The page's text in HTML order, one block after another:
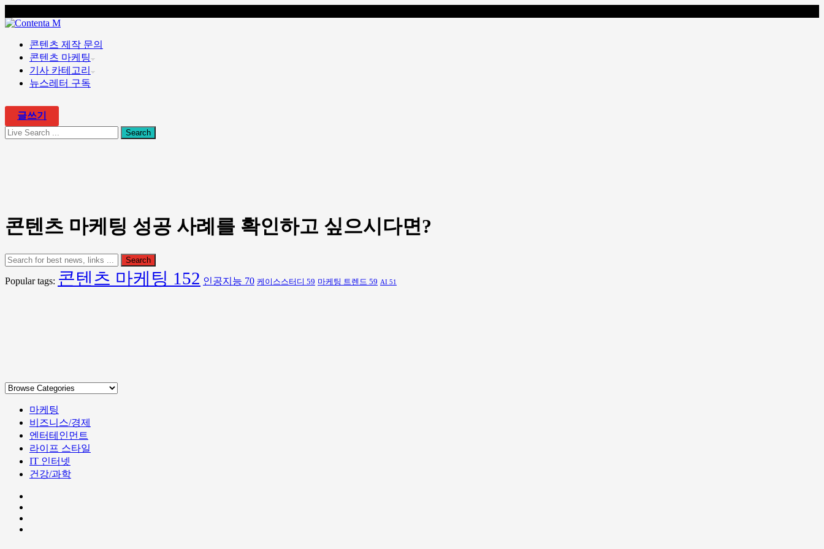
콘텐츠 제작 문의
콘텐츠 마케팅
기사 카테고리
뉴스레터 구독
글쓰기
콘텐츠 마케팅 성공 사례를 확인하고 싶으시다면?
Popular tags: 콘텐츠 마케팅 152 인공지능 70 케이스스터디 59 마케팅 트렌드 59 AI 51
마케팅
비즈니스/경제
엔터테인먼트
라이프 스타일
IT 인터넷
건강/과학